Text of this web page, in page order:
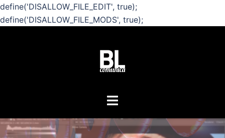
define('DISALLOW_FILE_EDIT', true);
define('DISALLOW_FILE_MODS', true);
Alternar